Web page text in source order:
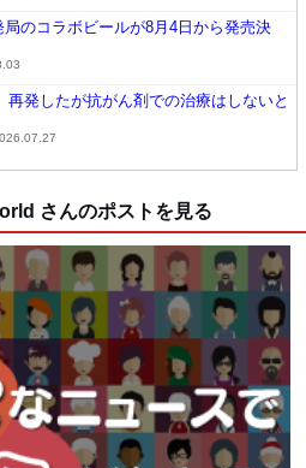
のコラボビールが8月4日から発売決
再発したが抗がん剤での治療はしないと
さんのポストを見る